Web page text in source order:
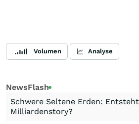
Volumen Analyse
NewsFlash
Schwere Seltene Erden:
Milliardenstory?